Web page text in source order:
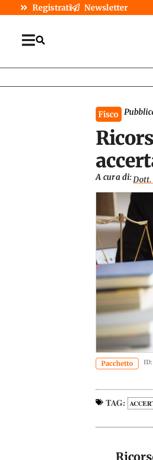
Registrati Newsletter
Fisco
A cura di:
Pacchetto ID:
TAG: